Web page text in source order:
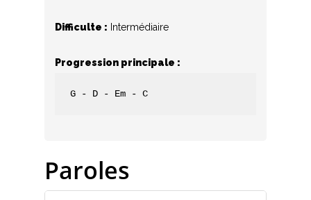
Difficulte : Intermédiaire
Progression principale :
G - D - Em - C
Paroles